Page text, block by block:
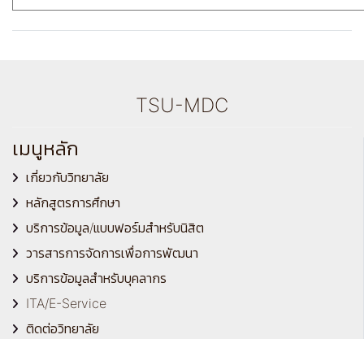
TSU-MDC
เมนูหลัก
เกี่ยวกับวิทยาลัย
หลักสูตรการศึกษา
บริการข้อมูล/แบบฟอร์มสำหรับนิสิต
วารสารการจัดการเพื่อการพัฒนา
บริการข้อมูลสำหรับบุคลากร
ITA/E-Service
ติดต่อวิทยาลัย